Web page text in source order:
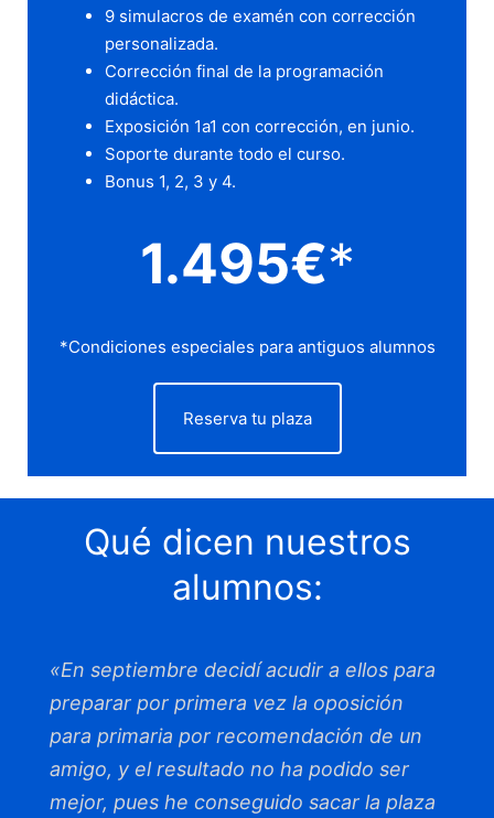
9 simulacros de examén con corrección
personalizada.
Corrección final de la programación
didáctica.
Exposición 1a1 con corrección, en junio.
Soporte durante todo el curso.
Bonus 1, 2, 3 y 4.
1.495€*
*Condiciones especiales para antiguos alumnos
Reserva tu plaza
Qué dicen nuestros
alumnos:
«En septiembre decidí acudir a ellos para
preparar por primera vez la oposición
para primaria por recomendación de un
amigo, y el resultado no ha podido ser
mejor, pues he conseguido sacar la plaza